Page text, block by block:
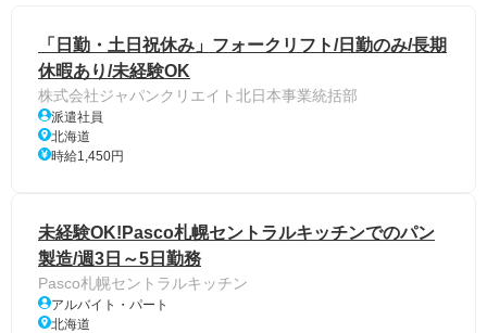
「日勤・土日祝休み」フォークリフト/日勤のみ/長期
休暇あり/未経験OK
株式会社ジャパンクリエイト北日本事業統括部
派遣社員
北海道
時給1,450円
未経験OK!Pasco札幌セントラルキッチンでのパン
製造/週3日～5日勤務
Pasco札幌セントラルキッチン
アルバイト・パート
北海道